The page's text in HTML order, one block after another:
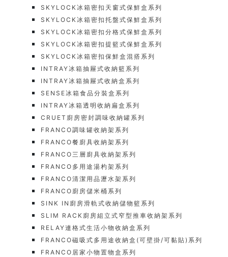
SKYLOCK冰箱密扣天窗式保鮮盒系列
SKYLOCK冰箱密扣托盤式保鮮盒系列
SKYLOCK冰箱密扣分格式保鮮盒系列
SKYLOCK冰箱密扣提籃式保鮮盒系列
SKYLOCK冰箱密扣保鮮盒混搭系列
INTRAY冰箱抽屜式收納籃系列
INTRAY冰箱抽屜式收納盒系列
SENSE冰箱食品分裝盒系列
INTRAY冰箱透明收納扁盒系列
CRUET廚房密封調味收納罐系列
FRANCO調味罐收納架系列
FRANCO餐廚具收納架系列
FRANCO三層廚具收納架系列
FRANCO多用途湯杓架系列
FRANCO清潔用品瀝水架系列
FRANCO廚房儲米桶系列
SINK IN廚房滑軌式收納儲物籃系列
SLIM RACK廚房組立式窄型推車收納架系列
RELAY連格式生活小物收納盒系列
FRANCO磁吸式多用途收納盒(可壁掛/可黏貼)系列
FRANCO居家小物置物盒系列